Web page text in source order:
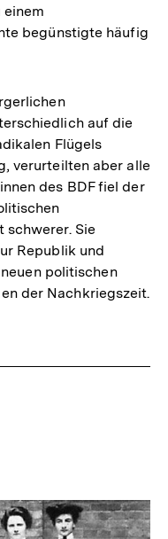
einem
begünstigte häufig
auf die
Flügels
verurteilten aber alle
des BDF fiel der
schwerer. Sie
Republik und
politischen
der Nachkriegszeit.